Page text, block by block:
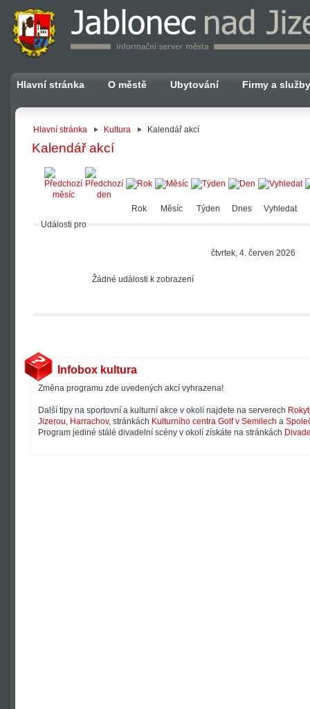
Hlavní stránka O městě Ubytování Firmy a služby
Hlavní stránka Kultura Kalendář akcí
Kalendář akcí
Rok Měsíc Týden Dnes
Vyhledat
Události pro
čtvrtek, 4. červen 2026
Žádné události k zobrazení
Infobox kultura
Změna programu zde uvedených akcí vyhrazena!
Další tipy na sportovní a kulturní akce v okolí najdete na serverech
Jizerou, Harrachov, stránkách Kulturního centra Golf v Semilech a
Program jediné stálé divadelní scény v okolí získáte na stránkách